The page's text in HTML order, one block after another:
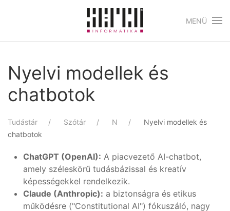
Skip to main content
MENÜ
Nyelvi modellek és
chatbotok
Tudástár Szótár N
Nyelvi modellek és
chatbotok
ChatGPT (OpenAI): A piacvezető AI-chatbot,
amely széleskörű tudásbázissal és kreatív
képességekkel rendelkezik.
Claude (Anthropic): a biztonságra és etikus
működésre ("Constitutional AI") fókuszáló, nagy